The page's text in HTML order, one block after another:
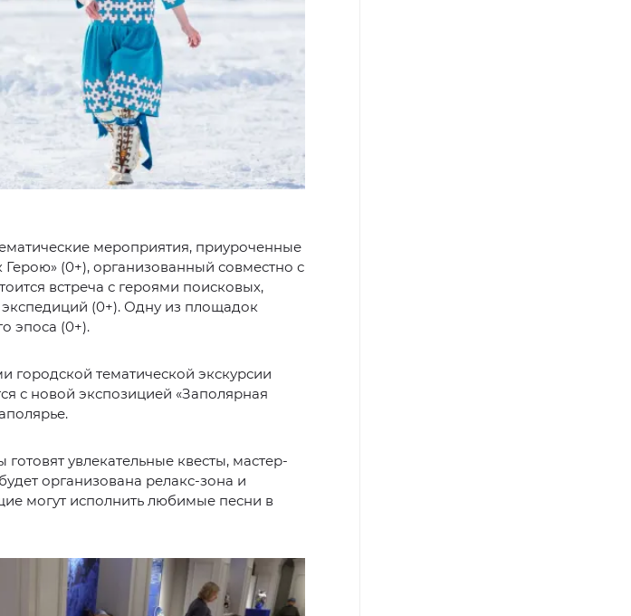
мероприятия, приуроченные
(0+), организованный совместно с
встреча с героями поисковых,
экспедиций (0+). Одну из площадок
эпоса (0+).
городской тематической экскурсии
с новой экспозицией «Заполярная
увлекательные квесты, мастер-
организована релакс-зона и
могут исполнить любимые песни в